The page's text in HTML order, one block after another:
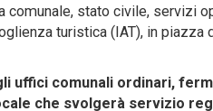
stato civile, servizi
turistica (IAT), in piazza
uffici comunali ordinari,
che svolgerà servizio